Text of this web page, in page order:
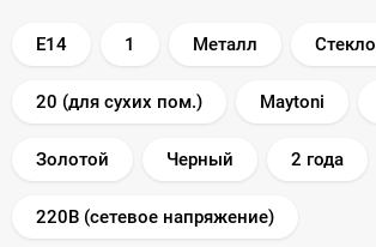
E14 1 Металл Стекло
20 (для сухих пом.) Maytoni
Золотой Черный 2 года
220В (сетевое напряжение)